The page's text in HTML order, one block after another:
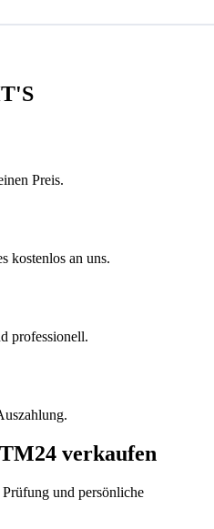
Preis.
kostenlos an uns.
professionell.
verkaufen
und persönliche